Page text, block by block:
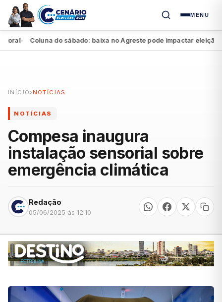
MENU
Coluna do sábado: baixa no Agreste pode impactar eleição de
INÍCIO › NOTÍCIAS
NOTÍCIAS
Compesa inaugura
instalação sensorial sobre
emergência climática
Redação
05/06/2025 às 12:10